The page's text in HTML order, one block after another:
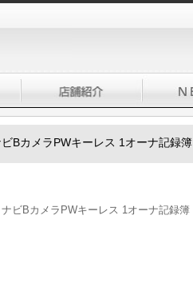
BカメラPWキーレス 1オーナ記録簿
ビBカメラPWキーレス 1オーナ記録簿